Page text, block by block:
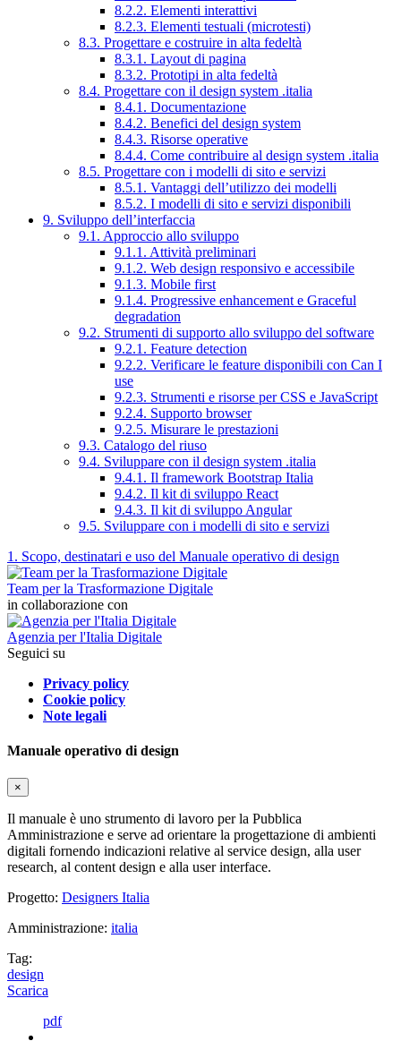
8.2.2. Elementi interattivi
8.2.3. Elementi testuali (microtesti)
8.3. Progettare e costruire in alta fedeltà
8.3.1. Layout di pagina
8.3.2. Prototipi in alta fedeltà
8.4. Progettare con il design system .italia
8.4.1. Documentazione
8.4.2. Benefici del design system
8.4.3. Risorse operative
8.4.4. Come contribuire al design system .italia
8.5. Progettare con i modelli di sito e servizi
8.5.1. Vantaggi dell’utilizzo dei modelli
8.5.2. I modelli di sito e servizi disponibili
9. Sviluppo dell’interfaccia
9.1. Approccio allo sviluppo
9.1.1. Attività preliminari
9.1.2. Web design responsivo e accessibile
9.1.3. Mobile first
9.1.4. Progressive enhancement e Graceful
degradation
9.2. Strumenti di supporto allo sviluppo del software
9.2.1. Feature detection
9.2.2. Verificare le feature disponibili con Can I
use
9.2.3. Strumenti e risorse per CSS e JavaScript
9.2.4. Supporto browser
9.2.5. Misurare le prestazioni
9.3. Catalogo del riuso
9.4. Sviluppare con il design system .italia
9.4.1. Il framework Bootstrap Italia
9.4.2. Il kit di sviluppo React
9.4.3. Il kit di sviluppo Angular
9.5. Sviluppare con i modelli di sito e servizi
1. Scopo, destinatari e uso del Manuale operativo di design
Team per la Trasformazione Digitale
in collaborazione con
Agenzia per l'Italia Digitale
Seguici su
Privacy policy
Cookie policy
Note legali
Manuale operativo di design
×
Il manuale è uno strumento di lavoro per la Pubblica
Amministrazione e serve ad orientare la progettazione di ambienti
digitali fornendo indicazioni relative al service design, alla user
research, al content design e alla user interface.
Progetto: Designers Italia
Amministrazione: italia
Tag:
design
Scarica
pdf